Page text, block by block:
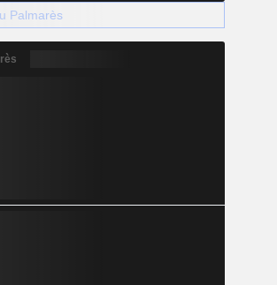
Palmarès